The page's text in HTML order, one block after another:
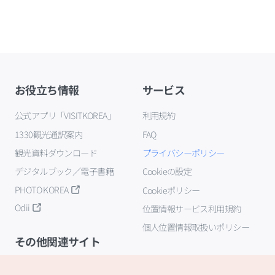
お役立ち情報
公式アプリ「VISITKOREA」
1330観光通訳案内
観光資料ダウンロード
デジタルブック／電子書籍
PHOTO KOREA
Odii
サービス
利用規約
FAQ
プライバシーポリシー
Cookieの設定
Cookieポリシー
位置情報サービス利用規約
個人位置情報取扱いポリシー
その他関連サイト